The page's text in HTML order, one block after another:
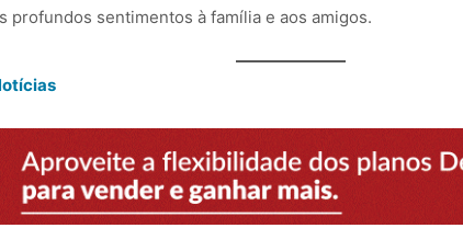
profundos sentimentos à família e aos amigos.